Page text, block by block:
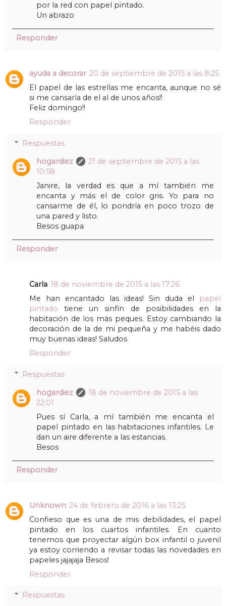
por la red con papel pintado.
Un abrazo
Responder
ayuda a decorar 20 de septiembre de 2015 a las 8:25
El papel de las estrellas me encanta, aunque no sé
si me cansaría de el al de unos años!!
Feliz domingo!!
Responder
Respuestas
hogardiez
21 de septiembre de 2015 a las
10:58
Janire, la verdad es que a mí también me
encanta y más el de color gris. Yo para no
cansarme de él, lo pondría en poco trozo de
una pared y listo.
Besos guapa
Responder
Carla 18 de noviembre de 2015 a las 17:26
Me han encantado las ideas! Sin duda el
papel
pintado tiene un sinfín de posibilidades en la
habitación de los más peques. Estoy cambiando la
decoración de la de mi pequeña y me habéis dado
muy buenas ideas! Saludos
Responder
Respuestas
hogardiez
18 de noviembre de 2015 a las
22:01
Pues sí Carla, a mí también me encanta el
papel pintado en las habitaciones infantiles. Le
dan un aire diferente a las estancias.
Besos
Responder
Unknown 24 de febrero de 2016 a las 13:25
Confieso que es una de mis debilidades, el papel
pintado en los cuartos infantiles. En cuanto
tenemos que proyectar algún box infantil o juvenil
ya estoy corriendo a revisar todas las novedades en
papeles jajajaja Besos!
Responder
Respuestas